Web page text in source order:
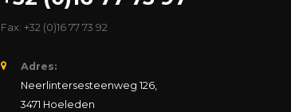
Fax: +32 (0)16 77 73 92
Adres:
Neerlintersesteenweg 126,
3471 Hoeleden